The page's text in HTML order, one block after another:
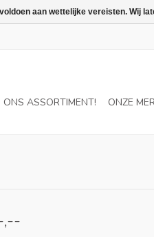
ASSORTIMENT! ONZE
aan wettelijke vereisten. Wij